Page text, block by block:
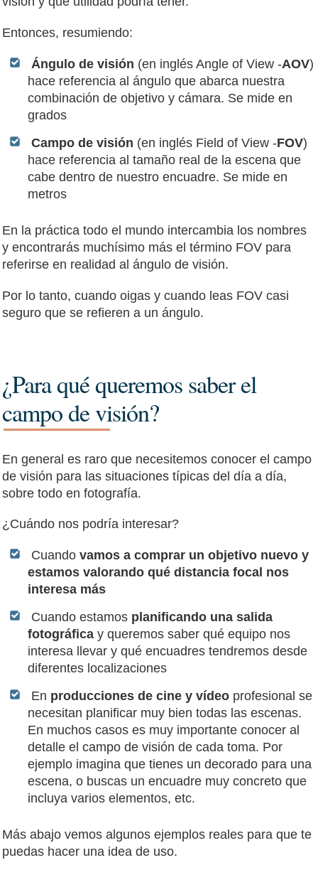
Entonces, resumiendo:
Ángulo de visión (en inglés Angle of View -AOV)
hace referencia al ángulo que abarca nuestra
combinación de objetivo y cámara. Se mide en
grados
Campo de visión (en inglés Field of View -FOV)
hace referencia al tamaño real de la escena que
cabe dentro de nuestro encuadre. Se mide en
metros
En la práctica todo el mundo intercambia los nombres
y encontrarás muchísimo más el término FOV para
referirse en realidad al ángulo de visión.
Por lo tanto, cuando oigas y cuando leas FOV casi
seguro que se refieren a un ángulo.
¿Para qué queremos saber el
campo de visión?
En general es raro que necesitemos conocer el campo
de visión para las situaciones típicas del día a día,
sobre todo en fotografía.
¿Cuándo nos podría interesar?
Cuandovamos a comprar un objetivo nuevo y
estamos valorando qué distancia focal nos
interesa más
Cuando estamos planificando una salida
fotográfica y queremos saber qué equipo nos
interesa llevar y qué encuadres tendremos desde
diferentes localizaciones
En producciones de cine y vídeo profesional se
necesitan planificar muy bien todas las escenas.
En muchos casos es muy importante conocer al
detalle el campo de visión de cada toma. Por
ejemplo imagina que tienes un decorado para una
escena, o buscas un encuadre muy concreto que
incluya varios elementos, etc.
Más abajo vemos algunos ejemplos reales para que te
puedas hacer una idea de uso.